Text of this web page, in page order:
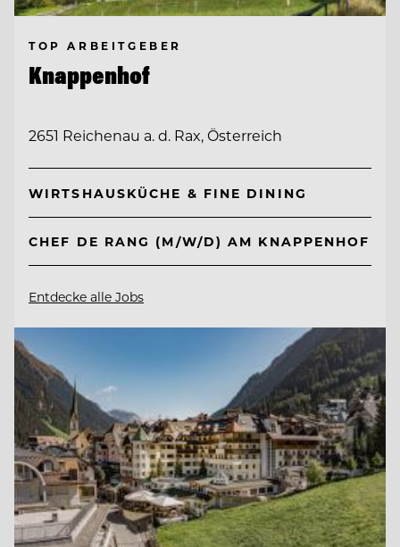
TOP ARBEITGEBER
Knappenhof
2651 Reichenau a. d. Rax, Österreich
WIRTSHAUSKÜCHE & FINE DINING
CHEF DE RANG (M/W/D) AM KNAPPENHOF
Entdecke alle Jobs